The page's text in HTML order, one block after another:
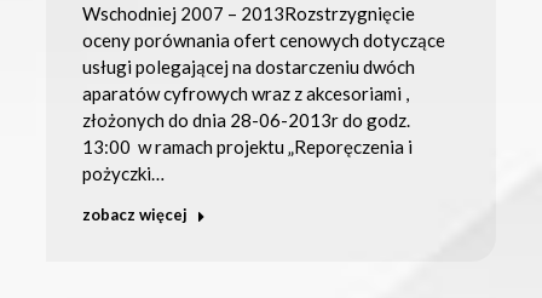
Wschodniej 2007 – 2013Rozstrzygnięcie
oceny porównania ofert cenowych dotyczące
usługi polegającej na dostarczeniu dwóch
aparatów cyfrowych wraz z akcesoriami ,
złożonych do dnia 28-06-2013r do godz.
13:00 w ramach projektu „Reporęczenia i
pożyczki…
zobacz więcej